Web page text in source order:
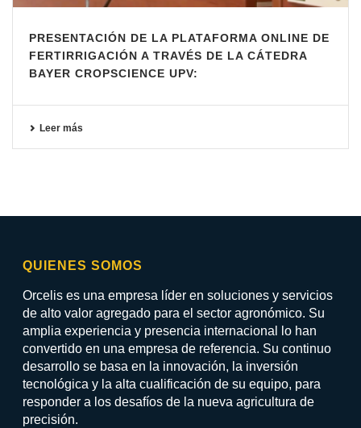
PRESENTACIÓN DE LA PLATAFORMA ONLINE DE
FERTIRRIGACIÓN A TRAVÉS DE LA CÁTEDRA
BAYER CROPSCIENCE UPV:
Leer más
QUIENES SOMOS
Orcelis es una empresa líder en soluciones y servicios
de alto valor agregado para el sector agronómico. Su
amplia experiencia y presencia internacional lo han
convertido en una empresa de referencia. Su continuo
desarrollo se basa en la innovación, la inversión
tecnológica y la alta cualificación de su equipo, para
responder a los desafíos de la nueva agricultura de
precisión.